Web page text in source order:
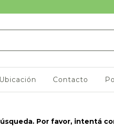
Ubicación Contacto
Por favor, intentá